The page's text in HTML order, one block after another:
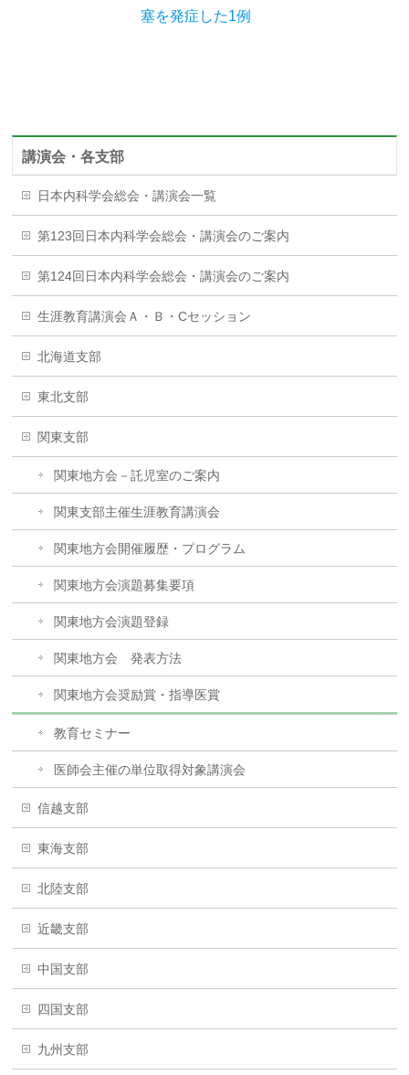
塞を発症した1例
講演会・各支部
日本内科学会総会・講演会一覧
第123回日本内科学会総会・講演会のご案内
第124回日本内科学会総会・講演会のご案内
生涯教育講演会Ａ・Ｂ・Cセッション
北海道支部
東北支部
関東支部
関東地方会－託児室のご案内
関東支部主催生涯教育講演会
関東地方会開催履歴・プログラム
関東地方会演題募集要項
関東地方会演題登録
関東地方会 発表方法
関東地方会奨励賞・指導医賞
教育セミナー
医師会主催の単位取得対象講演会
信越支部
東海支部
北陸支部
近畿支部
中国支部
四国支部
九州支部